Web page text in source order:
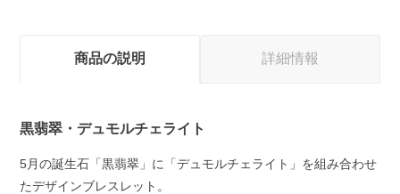
商品の説明 詳細情報
黒翡翠・デュモルチェライト
5月の誕生石「黒翡翠」に「デュモルチェライト」を組み合わせ
たデザインブレスレット。